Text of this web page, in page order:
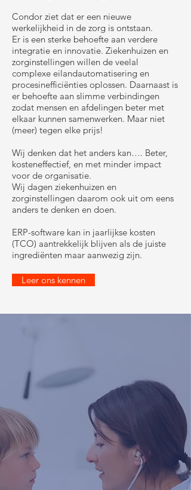
Condor ziet dat er een nieuwe
werkelijkheid in de zorg is ontstaan.
Er is een sterke behoefte aan verdere
integratie en innovatie. Ziekenhuizen en
zorginstellingen willen de veelal
complexe eilandautomatisering en
procesinefficiënties oplossen. Daarnaast is
er behoefte aan slimme verbindingen
zodat mensen en afdelingen beter met
elkaar kunnen samenwerken. Maar niet
(meer) tegen elke prijs!
Wij denken dat het anders kan…. Beter,
kosteneffectief, en met minder impact
voor de organisatie.
Wij dagen ziekenhuizen en
zorginstellingen daarom ook uit om eens
anders te denken en doen.
ERP-software kan in jaarlijkse kosten
(TCO) aantrekkelijk blijven als de juiste
ingrediënten maar aanwezig zijn.
Leer ons kennen